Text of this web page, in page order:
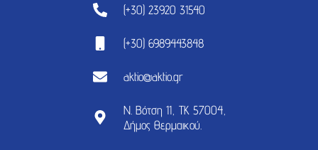
(+30) 23920 31540
(+30) 6989443848
aktio@aktio.gr
Ν. Βότση 11, ΤΚ 57004,
Δήμος Θερμαικού.